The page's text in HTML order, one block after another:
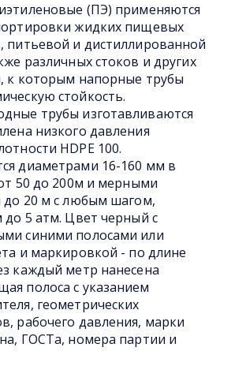
(ПЭ) применяются
жидких пищевых
питьевой и дистиллированной
различных стоков и других
к которым напорные трубы
стойкость.
трубы изготавливаются
низкого давления
HDPE 100.
диаметрами 16-160 мм в
50 до 200м и мерными
до 20 м с любым шагом,
до 5 атм. Цвет черный с
синими полосами или
и маркировкой - по длине
каждый метр нанесена
полоса с указанием
геометрических
рабочего давления, марки
ГОСТа, номера партии и